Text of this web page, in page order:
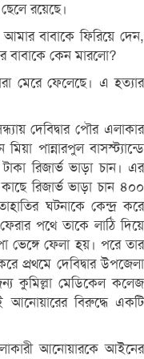
রয়েছে।
আমার বাবাকে ফিরিয়ে দেন,
বাবাকে কেন মারলো?
মেরে ফেলেছে। এ হত্যার
দেবিদ্বার পৌর এলাকার
পান্নারপুল বাসস্ট্যান্ডে
রিজার্ভ ভাড়া চান। এর
রিজার্ভ ভাড়া চান ৪০০
ঘটনাকে কেন্দ্র করে
পথে তাকে লাঠি দিয়ে
ভেঙ্গে ফেলা হয়। পরে তার
প্রথমে দেবিদ্বার উপজেলা
কুমিল্লা মেডিকেল কলেজ
আনোয়ারের বিরুদ্ধে একটি
আনোয়ারকে আইনের